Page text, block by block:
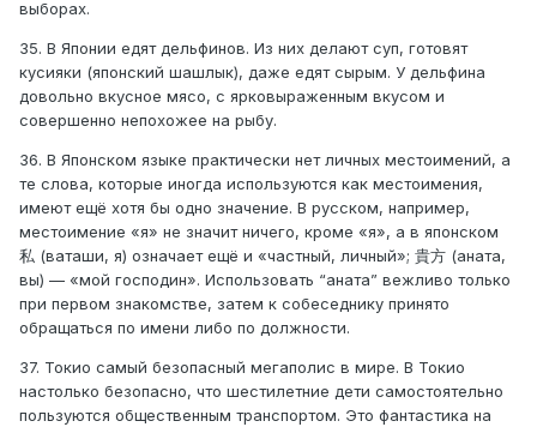
выборах.
35. В Японии едят дельфинов. Из них делают суп, готовят
кусияки (японский шашлык), даже едят сырым. У дельфина
довольно вкусное мясо, с ярковыраженным вкусом и
совершенно непохожее на рыбу.
36. В Японском языке практически нет личных местоимений, а
те слова, которые иногда используются как местоимения,
имеют ещё хотя бы одно значение. В русском, например,
местоимение «я» не значит ничего, кроме «я», а в японском
私 (ваташи, я) означает ещё и «частный, личный»; 貴方 (аната,
вы) — «мой господин». Использовать “аната” вежливо только
при первом знакомстве, затем к собеседнику принято
обращаться по имени либо по должности.
37. Токио самый безопасный мегаполис в мире. В Токио
настолько безопасно, что шестилетние дети самостоятельно
пользуются общественным транспортом. Это фантастика на